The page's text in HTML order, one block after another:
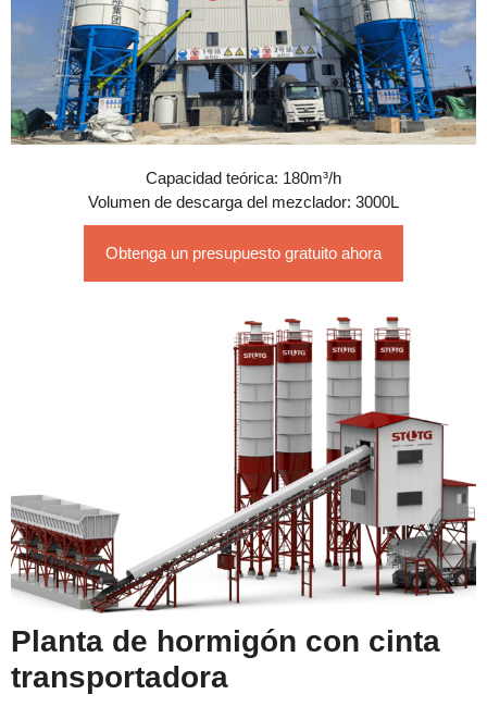
Capacidad teórica: 180m³/h
Volumen de descarga del mezclador: 3000L
Obtenga un presupuesto gratuito ahora
Planta de hormigón con cinta
transportadora